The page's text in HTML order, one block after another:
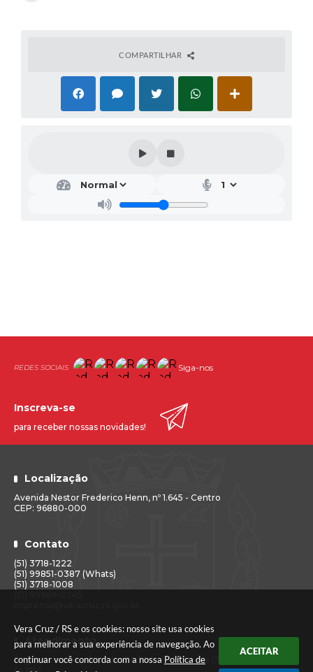
Vera Cruz / RS e os cookies: nosso site usa cookies
para melhorar a sua experiência de navegação. Ao
continuar você concorda com a nossa Política de
ACEITAR
COMPARTILHAR
Siga-nos
Localização
Avenida Nestor Frederico Henn, nº 1.645 - Centro
CEP: 96880-000
Contato
(51) 3718-1222
(51) 99851-0387 (Whats)
(51) 3718-1008
Atendimento
Segunda a sexta-feira das 7h30 às 11h30 e das 13h às 17h (Caixa até
Inscreva-se
para receber nossas novidades!